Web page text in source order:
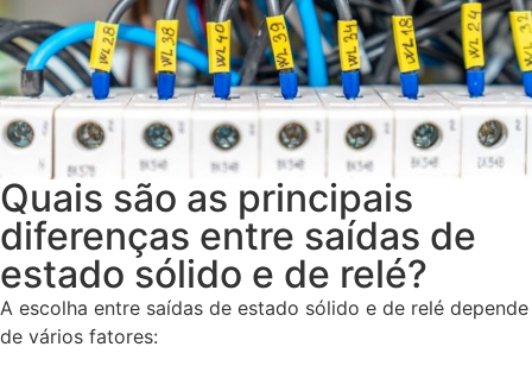
Quais são as principais
diferenças entre saídas de
estado sólido e de relé?
A escolha entre saídas de estado sólido e de relé depende
de vários fatores: